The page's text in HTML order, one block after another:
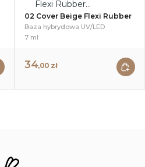
02 Cover Beige Flexi Rubber
Baza hybrydowa UV/LED
7 ml
34,00 zł